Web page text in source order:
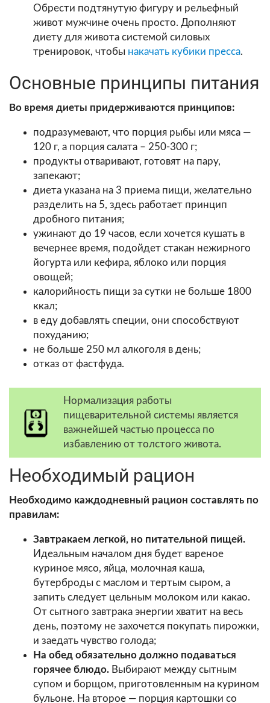
Обрести подтянутую фигуру и рельефный
живот мужчине очень просто. Дополняют
диету для живота системой силовых
тренировок, чтобы накачать кубики пресса.
Основные принципы питания
Во время диеты придерживаются принципов:
подразумевают, что порция рыбы или мяса —
120 г, а порция салата – 250-300 г;
продукты отваривают, готовят на пару,
запекают;
диета указана на 3 приема пищи, желательно
разделить на 5, здесь работает принцип
дробного питания;
ужинают до 19 часов, если хочется кушать в
вечернее время, подойдет стакан нежирного
йогурта или кефира, яблоко или порция
овощей;
калорийность пищи за сутки не больше 1800
ккал;
в еду добавлять специи, они способствуют
похуданию;
не больше 250 мл алкоголя в день;
отказ от фастфуда.
Нормализация работы
пищеварительной системы является
важнейшей частью процесса по
избавлению от толстого живота.
Необходимый рацион
Необходимо каждодневный рацион составлять по
правилам:
Завтракаем легкой, но питательной пищей.
Идеальным началом дня будет вареное
куриное мясо, яйца, молочная каша,
бутерброды с маслом и тертым сыром, а
запить следует цельным молоком или какао.
От сытного завтрака энергии хватит на весь
день, поэтому не захочется покупать пирожки,
и заедать чувство голода;
На обед обязательно должно подаваться
горячее блюдо. Выбирают между сытным
супом и борщом, приготовленным на курином
бульоне. На второе — порция картошки со